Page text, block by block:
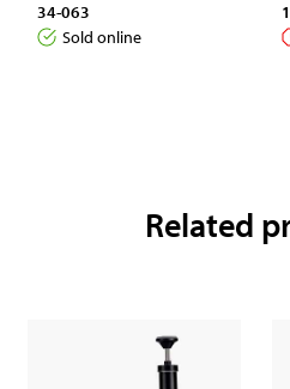
34-063
Sold online
Related